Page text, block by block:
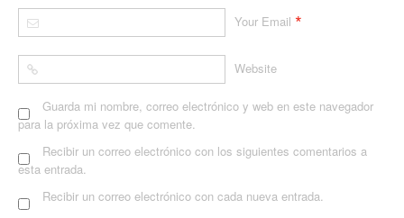
Your Email *
Website
Guarda mi nombre, correo electrónico y web en este navegador
para la próxima vez que comente.
Recibir un correo electrónico con los siguientes comentarios a
esta entrada.
Recibir un correo electrónico con cada nueva entrada.